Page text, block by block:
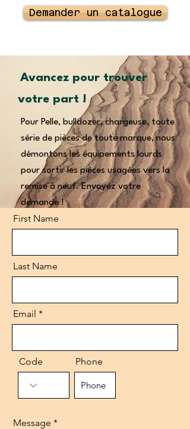
Demander un catalogue
Avancez pour trouver
votre part !
Pour Pelle, bulldozer, chargeuse, toute
série de pièces de toute marque, nous
démontons les équipements lourds
pour sortir les pièces usagées vers la
remise à neuf. Envoyez votre
demande !
First Name
Last Name
Email
Code Phone
Message